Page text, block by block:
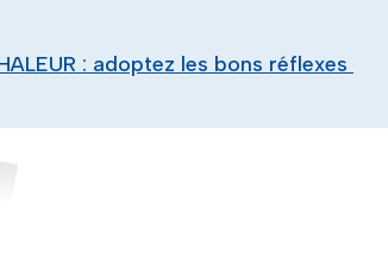
: adoptez les bons réflexes